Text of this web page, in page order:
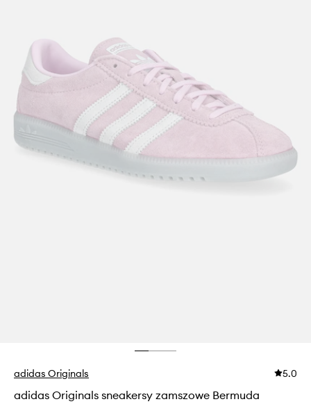
adidas Originals 5.0
adidas Originals sneakersy zamszowe Bermuda